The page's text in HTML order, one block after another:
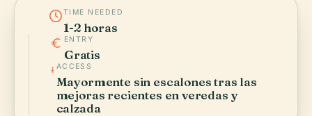
TIME NEEDED
1-2 horas
ENTRY
Gratis
ACCESS
Mayormente sin escalones tras las
mejoras recientes en veredas y
calzada